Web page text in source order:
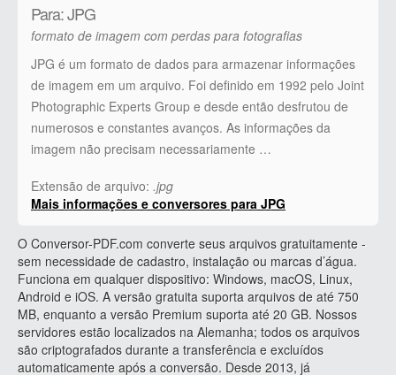
Para: JPG
formato de imagem com perdas para fotografias
JPG é um formato de dados para armazenar informações
de imagem em um arquivo. Foi definido em 1992 pelo Joint
Photographic Experts Group e desde então desfrutou de
numerosos e constantes avanços. As informações da
imagem não precisam necessariamente …
Extensão de arquivo: .jpg
Mais informações e conversores para JPG
O Conversor-PDF.com converte seus arquivos gratuitamente -
sem necessidade de cadastro, instalação ou marcas d’água.
Funciona em qualquer dispositivo: Windows, macOS, Linux,
Android e iOS. A versão gratuita suporta arquivos de até 750
MB, enquanto a versão Premium suporta até 20 GB. Nossos
servidores estão localizados na Alemanha; todos os arquivos
são criptografados durante a transferência e excluídos
automaticamente após a conversão. Desde 2013, já